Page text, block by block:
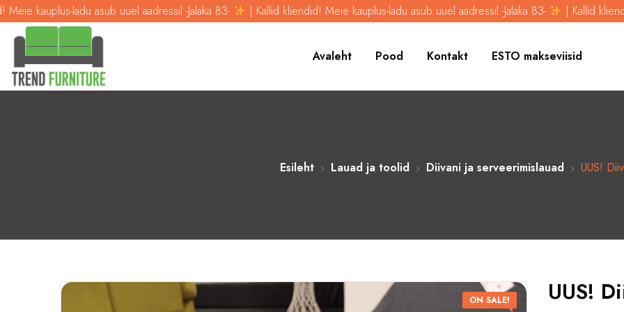
uuel aadressil -Jalaka 83- | Kallid kliendid! Meie kauplus-ladu asub uuel aadressil -Jalaka 83- | Kallid kliendid! Meie kauplus-
Avaleht Pood Kontakt ESTO makseviisid
Esileht Lauad ja toolid Diivani ja serveerimislauad UUS!
ON SALE! UUS!